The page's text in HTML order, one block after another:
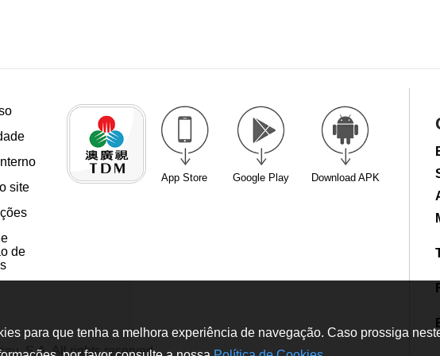
site
de
App Store Google Play Download APK
S.A. All rights reserved
para que tenha a melhora experiência de navegação. Caso prossiga